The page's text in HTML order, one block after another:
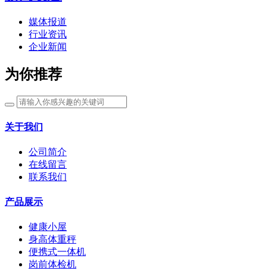
媒体报道
行业资讯
企业新闻
为你推荐
关于我们
公司简介
在线留言
联系我们
产品展示
健康小屋
身高体重秤
便携式一体机
岗前体检机